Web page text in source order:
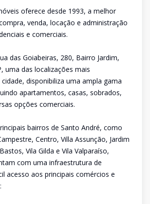
oferece desde 1993, a melhor
venda, locação e administração
e comerciais.
das Goiabeiras, 280, Bairro Jardim,
uma das localizações mais
disponibiliza uma ampla gama
apartamentos, casas, sobrados,
opções comerciais.
bairros de Santo André, como
Centro, Villa Assunção, Jardim
Vila Gilda e Vila Valparaíso,
com uma infraestrutura de
acesso aos principais comércios e